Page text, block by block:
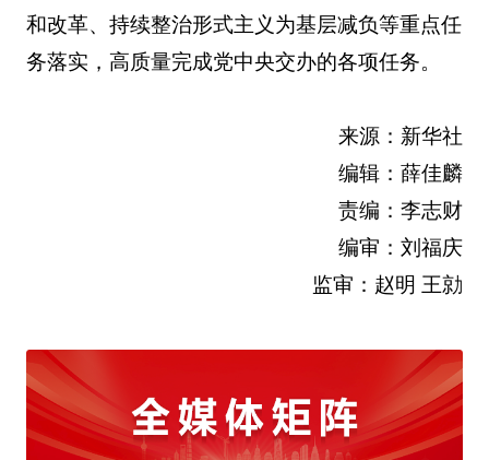
和改革、持续整治形式主义为基层减负等重点任
务落实，高质量完成党中央交办的各项任务。
来源：新华社
编辑：薛佳麟
责编：李志财
编审：刘福庆
监审：赵明 王勍